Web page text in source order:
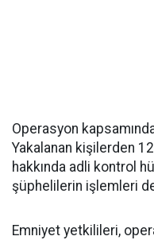
Operasyon
Yakalanan kişilerden
hakkında adli kontrol
şüphelilerin işlemleri
Emniyet yetkilileri,